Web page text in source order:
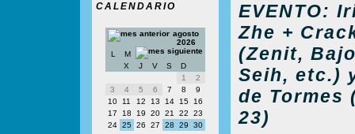
CALENDARIO
agosto
2026
L
M
X
J V S
D
1
2
3
4 5 6 7 8
9
10
11 12 13 14 15
16
17
18 19 20 21 22
23
24 25 26 27 28 29
30
EVENTO:
Zhe +
(Zenit,
Seih, etc.)
de Tormes
23)